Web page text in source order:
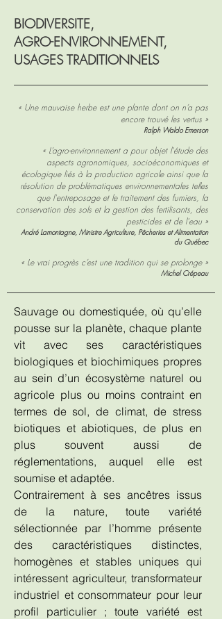
BIODIVERSITE,
AGRO-ENVIRONNEMENT,
USAGES TRADITIONNELS
« Une mauvaise herbe est une plante dont on n’a pas
encore trouvé les vertus »
Ralph WaldoEmerson
« L’agro-environnement a pour objet l'étude des
aspects agronomiques, socioéconomiques et
écologique liés à la production agricole ainsi que la
résolution de problématiques environnementales telles
que l'entreposage et le traitement des fumiers, la
conservation des sols et la gestion des fertilisants, des
pesticides et de l'eau »
André Lamontagne, Ministre Agriculture, Pêcheries et Alimentation
du Québec
« Le vrai progrès c’est une tradition qui se prolonge »
Michel Crépeau
Sauvage ou domestiquée, où qu’elle
pousse sur la planète, chaque plante
vit avec ses caractéristiques
biologiques et biochimiques propres
au sein d’un écosystème naturel ou
agricole plus ou moins contraint en
termes de sol, de climat, de stress
biotiques et abiotiques, de plus en
plus souvent aussi de
réglementations, auquel elle est
soumise et adaptée.
Contrairement à ses ancêtres issus
de la nature, toute variété
sélectionnée par l’homme présente
des caractéristiques distinctes,
homogènes et stables uniques qui
intéressent agriculteur, transformateur
industriel et consommateur pour leur
profil particulier ; toute variété est